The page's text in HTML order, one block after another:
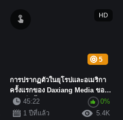
5
HD
การปรากฏตัวในยุโรปและอเมริกา
ครั้งแรกของ Daxiang Media ของผู้
หญิงที่มีน้ำหนักเกินพร...
45:22
0%
1 ปีที่แล้ว
5.4K